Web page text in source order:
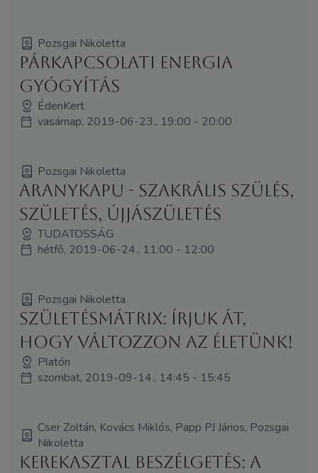
Pozsgai Nikoletta
Párkapcsolati Energia
Gyógyítás
ÉdenKert
vasárnap, 2019-06-23., 19:00 - 20:00
Pozsgai Nikoletta
AranyKapu - szakrális szülés,
születés, újjászületés
TUDATOSSÁG
hétfő, 2019-06-24., 11:00 - 12:00
Pozsgai Nikoletta
SzületésMátrix: írjuk át,
hogy változzon az életünk!
Platón
szombat, 2019-09-14., 14:45 - 15:45
Cser Zoltán, Kovács Miklós, Papp PJ János, Pozsgai
Nikoletta
Kerekasztal beszélgetés: A